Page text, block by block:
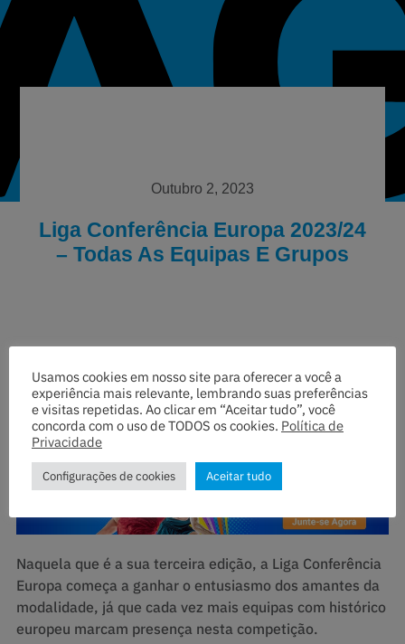
Outubro 2, 2023
Liga Conferência Europa 2023/24
– Todas As Equipas E Grupos
Índice
Naquela que é a sua terceira edição, a Liga Conferência
Europa começa a ganhar o entusiasmo dos amantes da
modalidade, já que cada vez mais equipas com histórico
europeu marcam presença nesta competição.
Usamos cookies em nosso site para oferecer a você a
experiência mais relevante, lembrando suas preferências
e visitas repetidas. Ao clicar em “Aceitar tudo”, você
concorda com o uso de TODOS os cookies. Política de
Privacidade
Configurações de cookies Aceitar tudo